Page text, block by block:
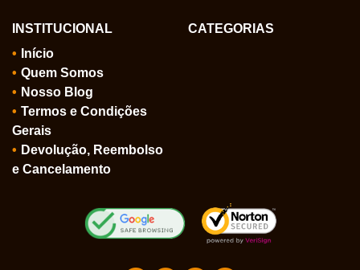
INSTITUCIONAL
Início
Quem Somos
Nosso Blog
Termos e Condições
Gerais
Devolução, Reembolso
e Cancelamento
CATEGORIAS